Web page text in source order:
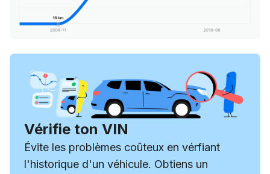
Vérifie ton VIN
Évite les problèmes coûteux en vérfiant
l'historique d'un véhicule. Obtiens un